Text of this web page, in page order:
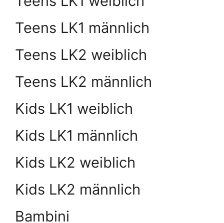
Teens LK1 männlich
Teens LK2 weiblich
Teens LK2 männlich
Kids LK1 weiblich
Kids LK1 männlich
Kids LK2 weiblich
Kids LK2 männlich
Bambini